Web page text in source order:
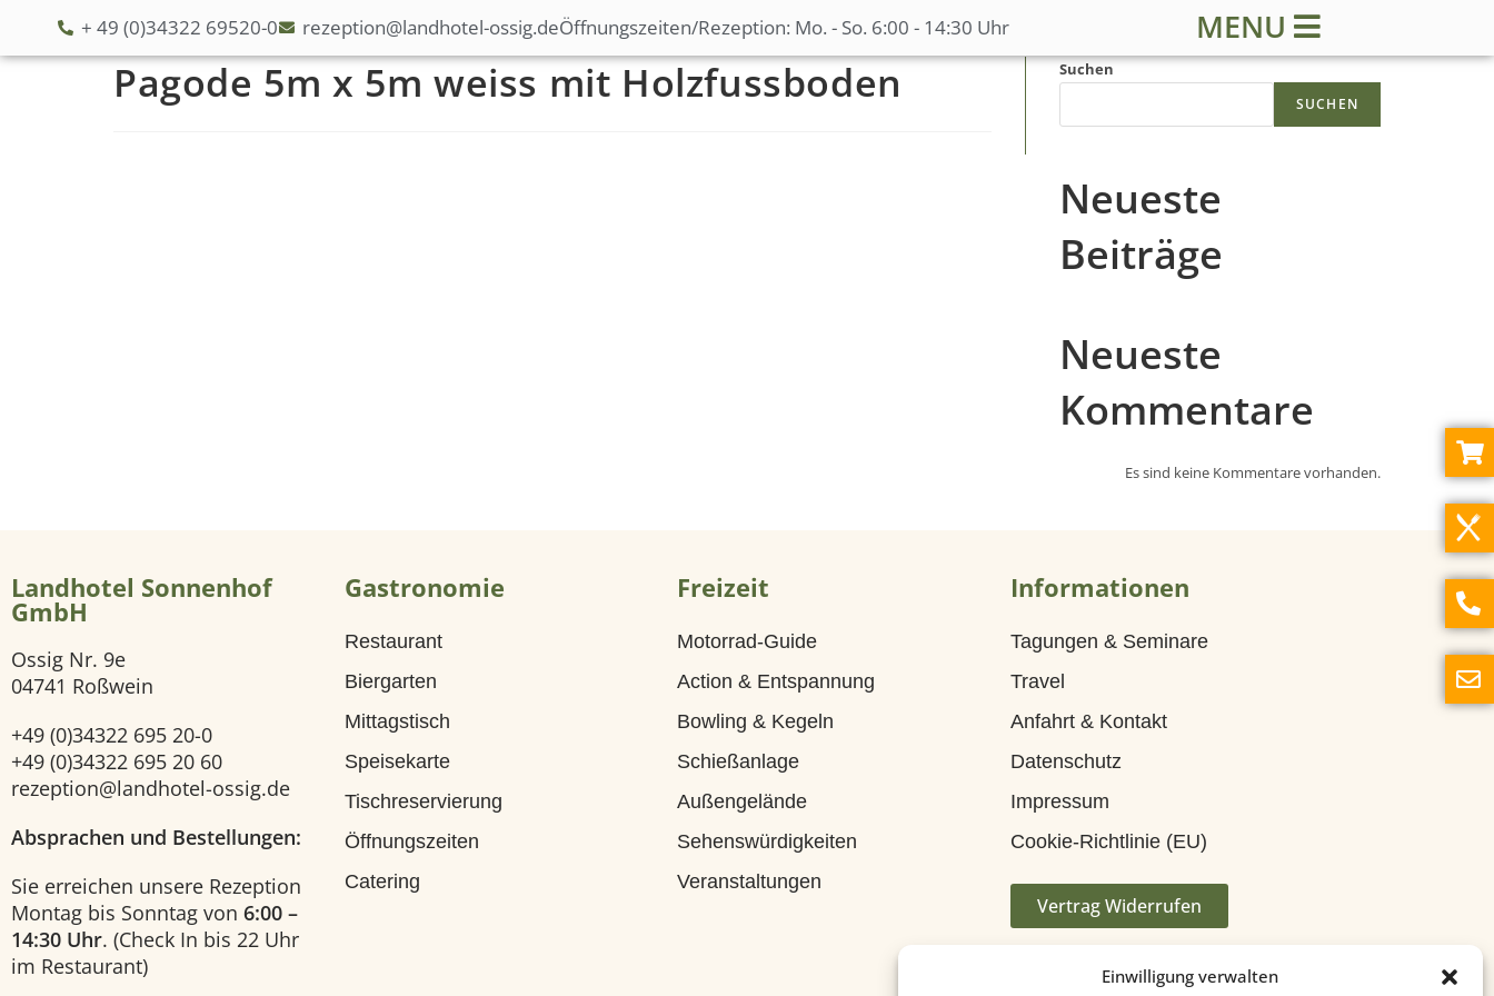
Einwilligung verwalten
+ 49 (0)34322 69520-0 rezeption@landhotel-ossig.deÖffnungszeiten/Rezeption: Mo. - So. 6:00 - 14:30 Uhr MENU
e
o
e
U
Pagode 5m x 5m weiss mit Holzfussboden Suchen
SUCHEN
Neueste
Beiträge
Neueste
Kommentare
Es sind keine Kommentare vorhanden.
Landhotel Sonnenhof
GmbH
Ossig Nr. 9e
04741 Roßwein
+49 (0)34322 695 20-0
+49 (0)34322 695 20 60
rezeption@landhotel-ossig.de
Absprachen und Bestellungen:
Sie erreichen unsere Rezeption
Montag bis Sonntag von 6:00 –
14:30 Uhr. (Check In bis 22 Uhr
im Restaurant)
Gastronomie
Restaurant
Biergarten
Mittagstisch
Speisekarte
Tischreservierung
Öffnungszeiten
Catering
Freizeit
Motorrad-Guide
Action & Entspannung
Bowling & Kegeln
Schießanlage
Außengelände
Sehenswürdigkeiten
Veranstaltungen
Informationen
Tagungen & Seminare
Travel
Anfahrt & Kontakt
Datenschutz
Impressum
Cookie-Richtlinie (EU)
Vertrag Widerrufen